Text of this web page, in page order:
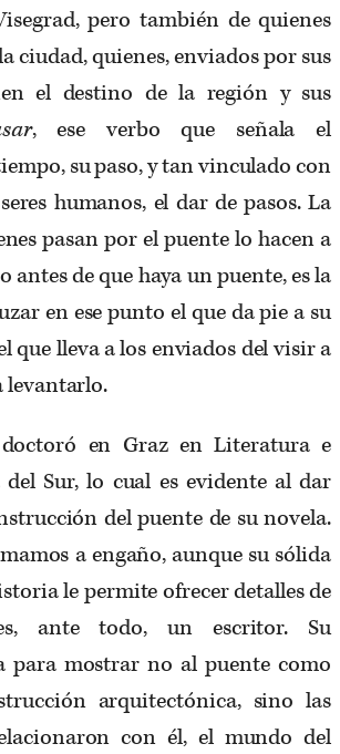
pero también de quienes
ciudad, quienes, enviados por sus
el destino de la región y sus
, ese verbo que señala el
su paso, y tan vinculado con
humanos, el dar de pasos. La
pasan por el puente lo hacen a
antes de que haya un puente, es la
en ese punto el que da pie a su
que lleva a los enviados del visir a
levantarlo.
en Graz en Literatura e
Sur, lo cual es evidente al dar
del puente de su novela.
a engaño, aunque su sólida
le permite ofrecer detalles de
ante todo, un escritor. Su
para mostrar no al puente como
arquitectónica, sino las
con él, el mundo del